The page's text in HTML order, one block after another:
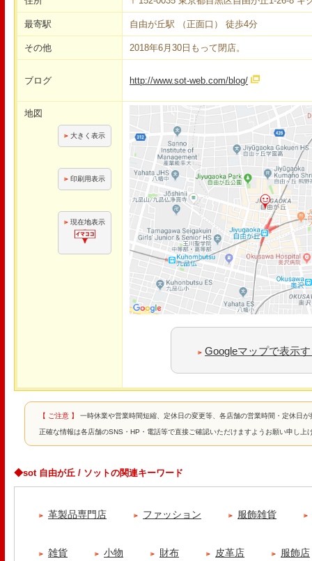
最寄駅 自由が丘駅 （正面口） 徒歩4分
その他 2018年6月30日もって閉店。
ブログ http://www.sot-web.com/blog/
地図
大きく表示
印刷用表示
現在地表示
Googleマップで表示
【 ご注意 】 一時休業や営業時間短縮、定休日の変更等、各店舗の営業時間・定休日
正確な情報は各店舗のSNS・HP・電話等で直接ご確認いただけますようお願い申し上
◆sot 自由が丘 / ソットの関連キーワード
革製品専門店 ファッション 服飾雑貨
雑貨 小物 財布 皮革店 服飾店